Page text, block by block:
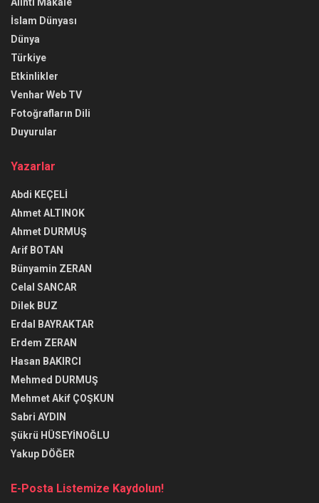
İslam Dünyası
Dünya
Türkiye
Etkinlikler
Venhar Web TV
Fotoğrafların Dili
Duyurular
Yazarlar
Abdi KEÇELİ
Ahmet ALTINOK
Ahmet DURMUŞ
Arif BOTAN
Bünyamin ZERAN
Celal SANCAR
Dilek BUZ
Erdal BAYRAKTAR
Erdem ZERAN
Hasan BAKIRCI
Mehmed DURMUŞ
Mehmet Akif ÇOŞKUN
Sabri AYDIN
Şükrü HÜSEYİNOĞLU
Yakup DÖĞER
E-Posta Listemize Kaydolun!